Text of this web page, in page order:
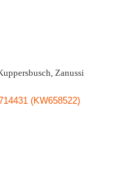
Zanussi